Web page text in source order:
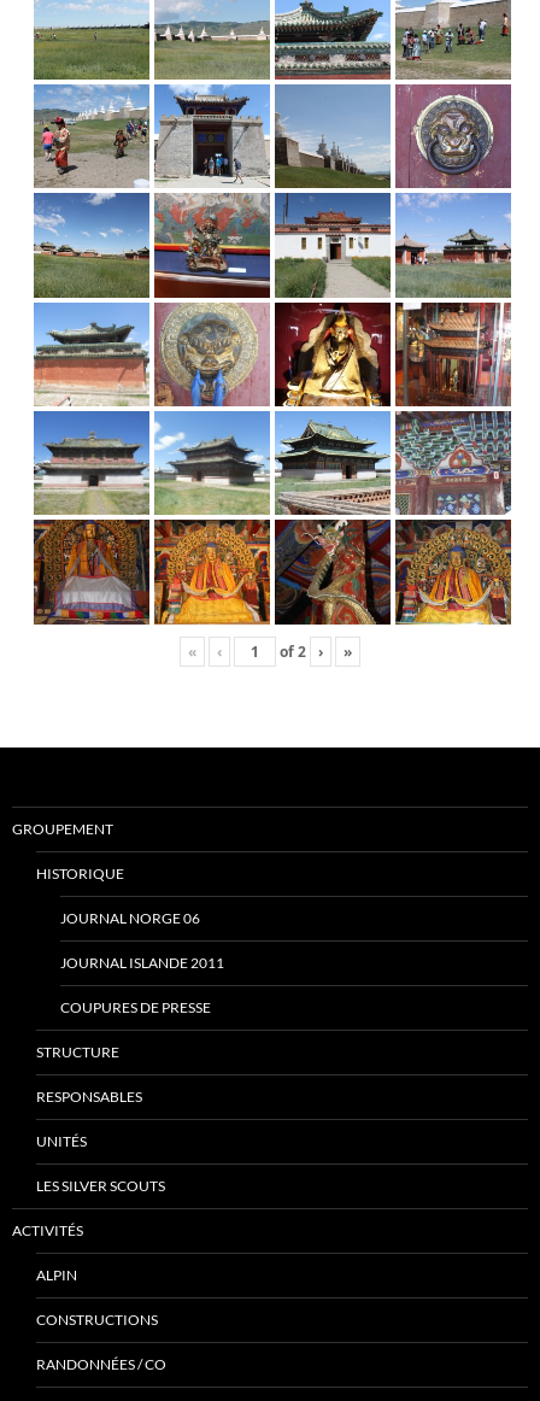
« ‹ of2 › »
GROUPEMENT
HISTORIQUE
JOURNAL NORGE 06
JOURNAL ISLANDE 2011
COUPURES DE PRESSE
STRUCTURE
RESPONSABLES
UNITÉS
LES SILVER SCOUTS
ACTIVITÉS
ALPIN
CONSTRUCTIONS
RANDONNÉES / CO